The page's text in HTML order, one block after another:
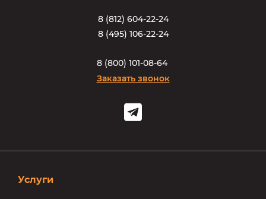
8 (812) 604-22-24
8 (495) 106-22-24
8 (800) 101-08-64
Заказать звонок
Услуги